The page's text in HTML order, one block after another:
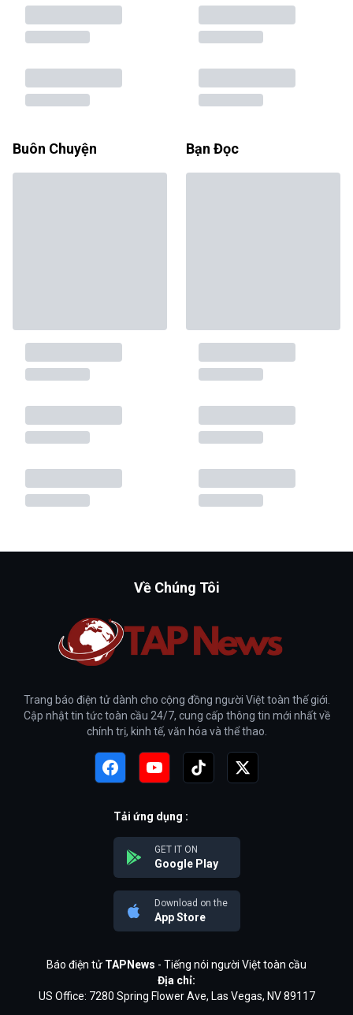
Buôn Chuyện Bạn Đọc
Về Chúng Tôi
Trang báo điện tử dành cho cộng đồng người Việt toàn thế giới.
Cập nhật tin tức toàn cầu 24/7, cung cấp thông tin mới nhất về
chính trị, kinh tế, văn hóa và thể thao.
Tải ứng dụng :
GET IT ON
Google Play
Download on the
App Store
Báo điện tử TAPNews - Tiếng nói người Việt toàn cầu
Địa chỉ:
US Office: 7280 Spring Flower Ave, Las Vegas, NV 89117